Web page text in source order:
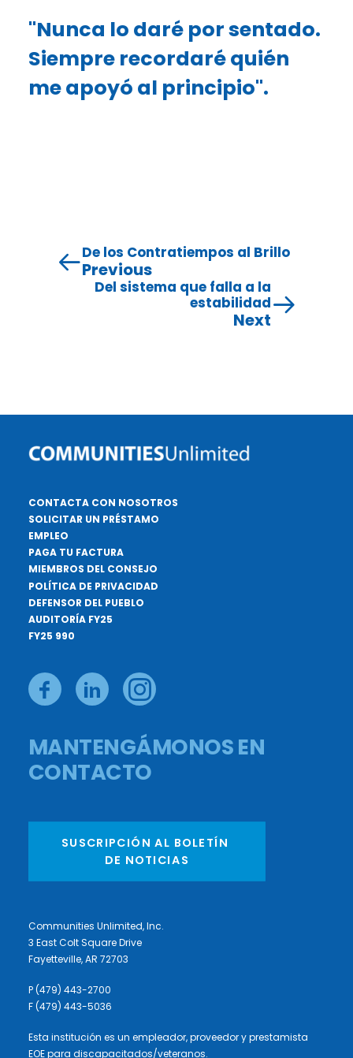
"Nunca lo daré por sentado.
Siempre recordaré quién
me apoyó al principio".
De los Contratiempos al Brillo
Previous
Del sistema que falla a la
estabilidad
Next
CONTACTA CON NOSOTROS
SOLICITAR UN PRÉSTAMO
EMPLEO
PAGA TU FACTURA
MIEMBROS DEL CONSEJO
POLÍTICA DE PRIVACIDAD
DEFENSOR DEL PUEBLO
AUDITORÍA FY25
FY25 990
MANTENGÁMONOS EN
CONTACTO
SUSCRIPCIÓN AL BOLETÍN
DE NOTICIAS
Communities Unlimited, Inc.
3 East Colt Square Drive
Fayetteville, AR 72703
P (479) 443-2700
F (479) 443-5036
Esta institución es un empleador, proveedor y prestamista
EOE para discapacitados/veteranos.